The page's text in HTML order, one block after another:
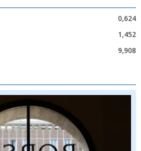
0,624
1,452
9,908